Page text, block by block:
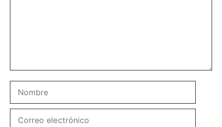
Nombre
Correo